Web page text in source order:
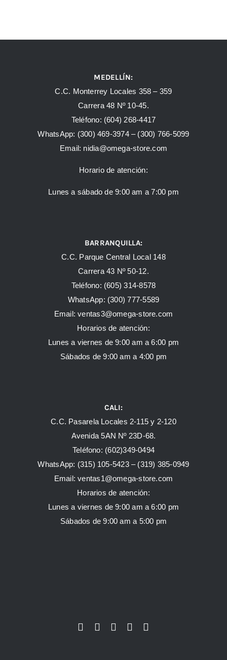
MEDELLÍN:
C.C. Monterrey Locales 358 – 359
Carrera 48 Nº 10-45.
Teléfono: (604) 268-4417
WhatsApp: (300) 469-3974 – (300) 766-5099
Email: nidia@omega-store.com
Horario de atención:
Lunes a sábado de 9:00 am a 7:00 pm
BARRANQUILLA:
C.C. Parque Central Local 148
Carrera 43 Nº 50-12.
Teléfono: (605) 314-8578
WhatsApp: (300) 777-5589
Email: ventas3@omega-store.com
Horarios de atención:
Lunes a viernes de 9:00 am a 6:00 pm
Sábados de 9:00 am a 4:00 pm
CALI:
C.C. Pasarela Locales 2-115 y 2-120
Avenida 5AN Nº 23D-68.
Teléfono: (602)349-0494
WhatsApp: (315) 105-5423 – (319) 385-0949
Email:ventas1@omega-store.com
Horarios de atención:
Lunes a viernes de 9:00 am a 6:00 pm
Sábados de 9:00 am a 5:00 pm